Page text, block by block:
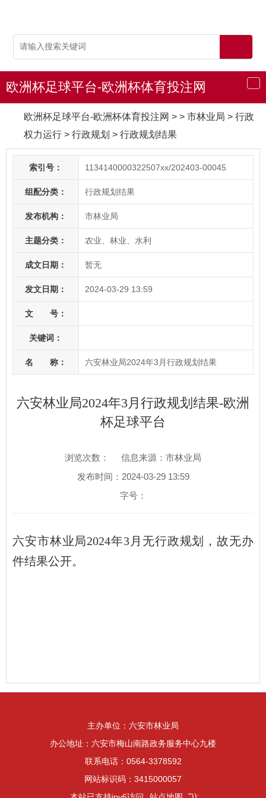
导
航
欧洲杯足球平台-欧洲杯体育投注网
欧洲杯足球平台-欧洲杯体育投注网 > > 市林业局 > 行政
权力运行 > 行政规划 > 行政规划结果
索引号： 1134140000322507xx/202403-00045
组配分类： 行政规划结果
发布机构： 市林业局
主题分类： 农业、林业、水利
成文日期： 暂无
发文日期： 2024-03-29 13:59
文 号：
关键词：
名 称： 六安林业局2024年3月行政规划结果
六安林业局2024年3月行政规划结果-欧洲
杯足球平台
浏览次数：
信息来源：市林业局
发布时间：2024-03-29 13:59
字号：
六安市林业局2024年3月无行政规划，故无办
件结果公开。
主办单位：六安市林业局
办公地址：六安市梅山南路政务服务中心九楼
联系电话：0564-3378592
网站标识码：3415000057
"));